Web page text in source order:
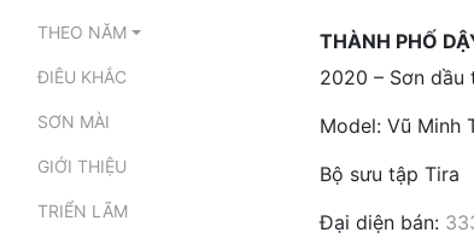
THEO NĂM
ĐIÊU KHẮC
SƠN MÀI
GIỚI THIỆU
TRIỂN LÃM
THÀNH PHỐ
2020 – Sơn dầu
Model: Vũ Minh
Bộ sưu tập Tira
Đại diện bán: